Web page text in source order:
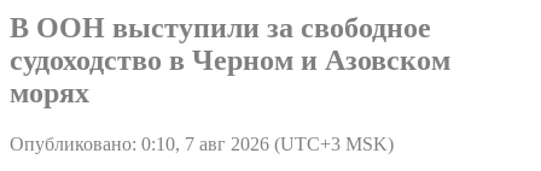
В ООН выступили за свободное
судоходство в Черном и Азовском
морях
Опубликовано: 0:10, 7 авг 2026 (UTC+3 MSK)